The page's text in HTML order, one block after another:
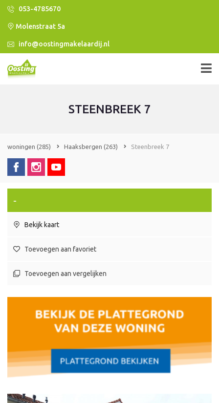
053-4785670
Molenstraat 5a
info@oostingmakelaardij.nl
STEENBREEK 7
woningen (285) Haaksbergen (263) Steenbreek 7
-
Bekijk kaart
Toevoegen aan favoriet
Toevoegen aan vergelijken